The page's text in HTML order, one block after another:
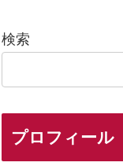
検索
プロフィール